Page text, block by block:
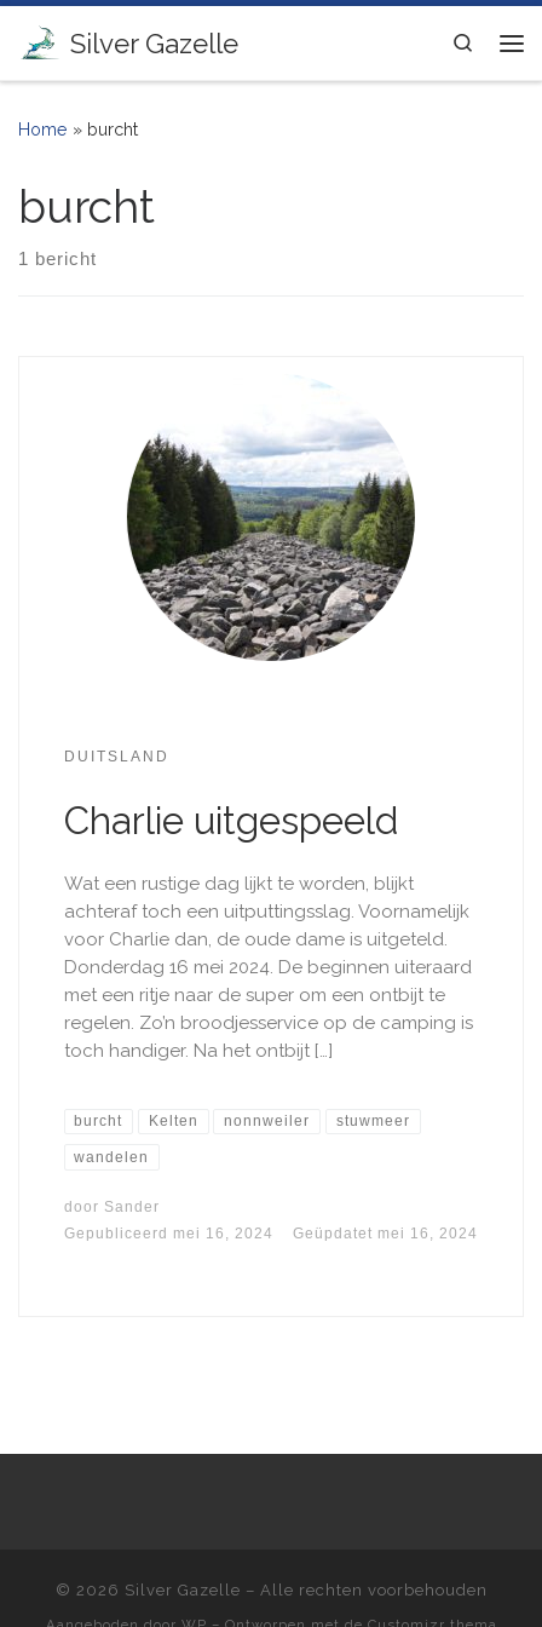
Ga naar inhoud
Silver Gazelle
Search
Home » burcht
burcht
1 bericht
DUITSLAND
Charlie uitgespeeld
Wat een rustige dag lijkt te worden, blijkt
achteraf toch een uitputtingsslag. Voornamelijk
voor Charlie dan, de oude dame is uitgeteld.
Donderdag 16 mei 2024. De beginnen uiteraard
met een ritje naar de super om een ontbijt te
regelen. Zo’n broodjesservice op de camping is
toch handiger. Na het ontbijt […]
burcht Kelten nonnweiler stuwmeer
wandelen
door Sander
Gepubliceerd mei 16, 2024 Geüpdatet mei 16, 2024
© 2026 Silver Gazelle – Alle rechten voorbehouden